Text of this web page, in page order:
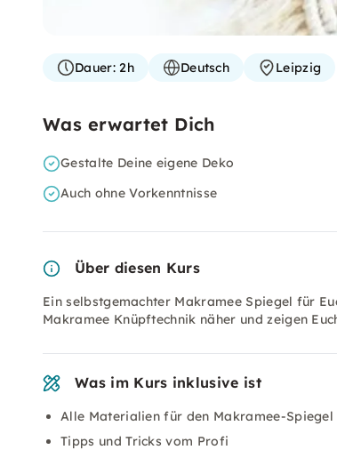
Dauer:2h Deutsch Leipzig
Was erwartet Dich
Gestalte Deine eigene Deko
Auch ohne Vorkenntnisse
Über diesen Kurs
Ein selbstgemachter Makramee Spiegel für
Makramee Knüpftechnik näher und zeigen
Was im Kurs inklusive ist
Alle Materialien für den Makramee-Spiegel
Tipps und Tricks vom Profi